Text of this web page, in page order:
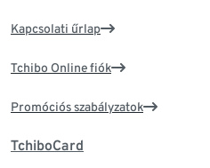
Kapcsolati űrlap
Tchibo Online fiók
Promóciós szabályzatok
TchiboCard